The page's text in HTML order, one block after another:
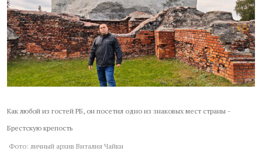
Как любой из гостей РБ, он посетил одно из знаковых мест страны -
Брестскую крепость
Фото: личный архив Виталия Чайки